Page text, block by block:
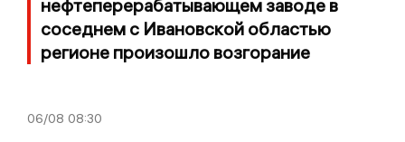
нефтеперерабатывающем заводе в
соседнем с Ивановской областью
регионе произошло возгорание
06/08 08:30